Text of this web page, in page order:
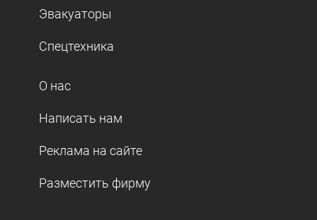
Эвакуаторы
Спецтехника
О нас
Написать нам
Реклама на сайте
Разместить фирму